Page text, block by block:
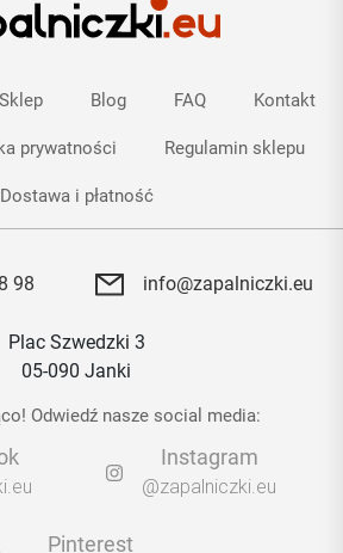
Sklep Blog FAQ Kontakt
prywatności Regulamin sklepu
Dostawa i płatność
98 info@zapalniczki.eu
Plac Szwedzki 3
05-090 Janki
Odwiedź nasze social media:
Instagram
@zapalniczki.eu
Pinterest